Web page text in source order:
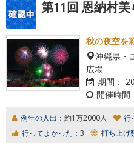
第11回 恩納村
秋の夜空を
沖縄県・
広場
期間：
開催時間
例年の人出： 約1万2000人 行
行ってよかった： 3 打ち上げ